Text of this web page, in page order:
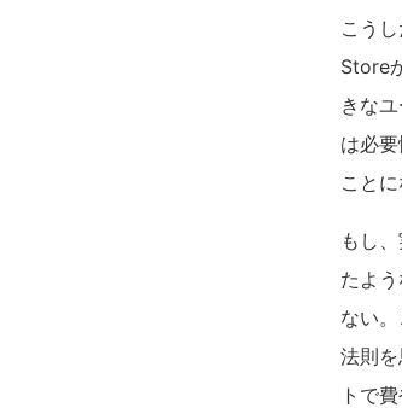
こう
Store
きな
は必
ことに
もし
たよ
ない
法則
トで